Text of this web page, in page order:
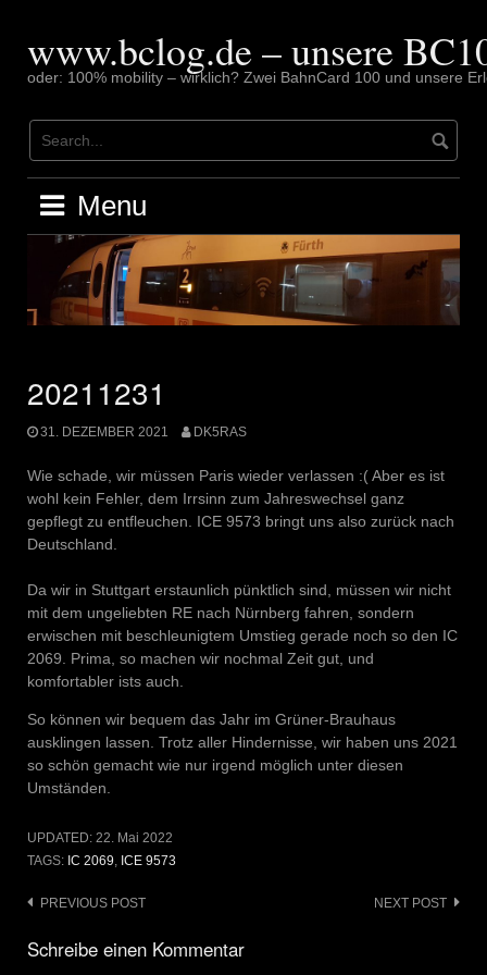
contentwww.bclog.de – unsere
oder: 100% mobility – wirklich? Zwei BahnCard 100 und unsere
Menu
20211231
31. DEZEMBER 2021 DK5RAS
Wie schade, wir müssen Paris wieder verlassen :( Aber es ist
wohl kein Fehler, dem Irrsinn zum Jahreswechsel ganz
gepflegt zu entfleuchen. ICE 9573 bringt uns also zurück nach
Deutschland.
Da wir in Stuttgart erstaunlich pünktlich sind, müssen wir nicht
mit dem ungeliebten RE nach Nürnberg fahren, sondern
erwischen mit beschleunigtem Umstieg gerade noch so den IC
2069. Prima, so machen wir nochmal Zeit gut, und
komfortabler ists auch.
So können wir bequem das Jahr im Grüner-Brauhaus
ausklingen lassen. Trotz aller Hindernisse, wir haben uns 2021
so schön gemacht wie nur irgend möglich unter diesen
Umständen.
UPDATED: 22. Mai 2022
TAGS: IC 2069, ICE 9573
Post
navigation
PREVIOUS POST NEXT POST
Schreibe einen Kommentar